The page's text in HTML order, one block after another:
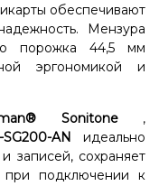
обеспечивают
Мензура
порожка 44,5 мм
эргономикой и
Sonitone,
AN идеально
записей, сохраняет
при подключении к